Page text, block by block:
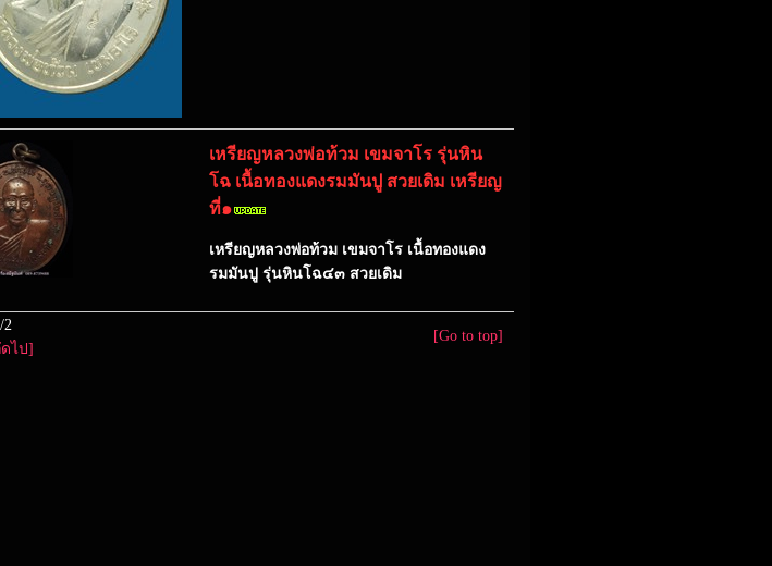
เหรียญหลวงพ่อท้วม เขมจาโร รุ่นหิน
โฉ เนื้อทองแดงรมมันปู สวยเดิม เหรียญ
ที่๑
เหรียญหลวงพ่อท้วม เขมจาโร เนื้อทองแดง
รมมันปู รุ่นหินโฉ๔๓ สวยเดิม
2
ไป]
[Go to top]